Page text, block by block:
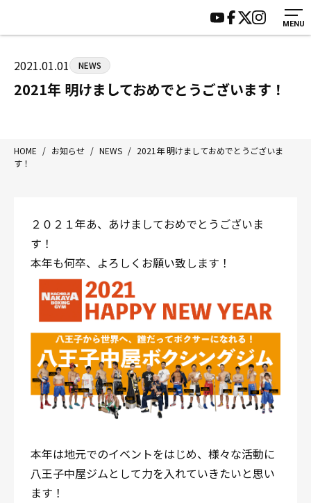
MENU
〒192-0072 東京都八王子市南町3-8 第2原嶋ビル1F
Tel/Fax：042-622-7222
HOME
ジムについて
トレーニング
入会案内
施設紹介
会員様の声
サポーター募集
2021.01.01 NEWS
2021年 明けましておめでとうございます！
HOME / お知らせ / NEWS / 2021年 明けましておめでとうございま
す！
２０２１年あ、あけましておめでとうございま
す！
本年も何卒、よろしくお願い致します！
本年は地元でのイベントをはじめ、様々な活動に
八王子中屋ジムとして力を入れていきたいと思い
ます！